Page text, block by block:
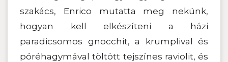
szakács, Enrico mutatta meg nekünk,
hogyan kell elkészíteni a házi
paradicsomos gnocchit, a krumplival és
póréhagymával töltött tejszínes raviolit, és